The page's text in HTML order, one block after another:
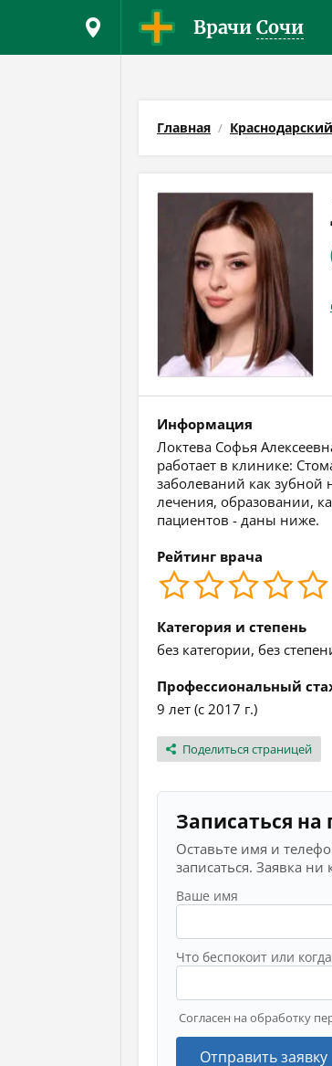
Врачи Сочи
Главная
Информация
Локтева Софья
работает в клинике:
заболеваний как
лечения, образовании,
пациентов - даны ниже.
Рейтинг врача
Категория и степень
без категории, без
Профессиональный
9 лет (с 2017 г.)
Поделиться страницей
Записаться на
Оставьте имя и
записаться. Заявка
Ваше имя
Что беспокоит или
Согласен на обработку
Отправить заявку